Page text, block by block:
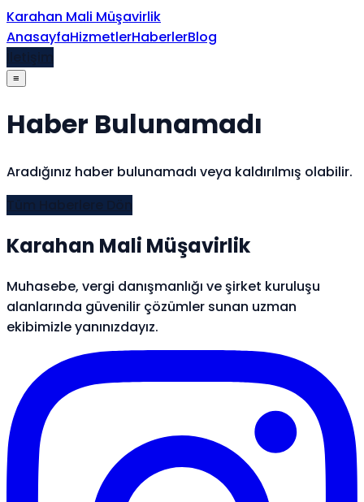
İçeriğe atla
Karahan Mali Müşavirlik
AnasayfaHizmetlerHaberlerBlog
≡
Haber Bulunamadı
Aradığınız haber bulunamadı veya kaldırılmış olabilir.
Karahan Mali Müşavirlik
Muhasebe, vergi danışmanlığı ve şirket kuruluşu
alanlarında güvenilir çözümler sunan uzman
ekibimizle yanınızdayız.